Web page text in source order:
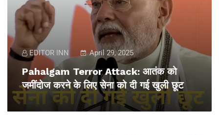
EDITOR INN April 29, 2025
Pahalgam Terror Attack: आतंक को
जमींदोज करने के लिए सेना को दी गई खुली छूट